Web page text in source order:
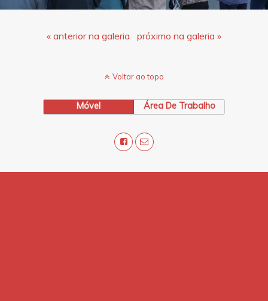
« anterior na galeria próximo na galeria »
Voltar ao topo
Móvel Área De Trabalho